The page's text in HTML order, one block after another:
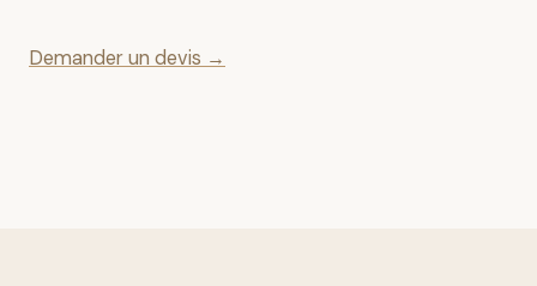
Demander un devis →